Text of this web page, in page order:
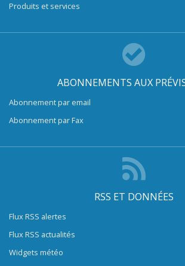
Produits et services
ABONNEMENTS AUX
Abonnement par email
Abonnement par Fax
RSS ET DONNÉES
Flux RSS alertes
Flux RSS actualités
Widgets météo